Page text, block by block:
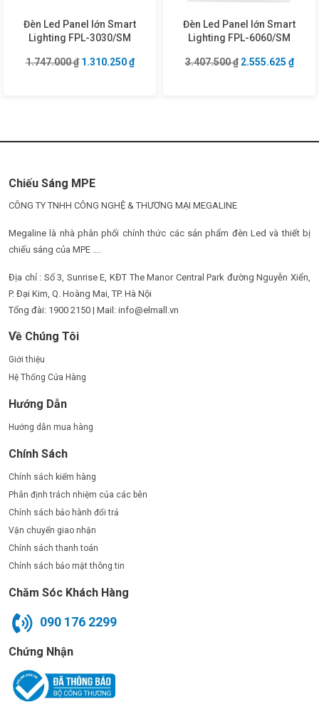
Đèn Led Panel lớn Smart
Lighting FPL-3030/SM
1.747.000₫ Giá gốc là: 1.747.000 ₫.
1.310.250₫Giá hiện tại là: 1.310.250 ₫.
Đèn Led Panel lớn Smart
Lighting FPL-6060/SM
3.407.500₫ Giá gốc là:
2.555.625 ₫Giá
Chiếu Sáng MPE
CÔNG TY TNHH CÔNG NGHỆ & THƯƠNG MẠI MEGALINE
Megaline là nhà phân phối chính thức các sản phẩm đèn Led và thiết bị
chiếu sáng của MPE ....
Địa chỉ : Số 3, Sunrise E, KĐT The Manor Central Park đường Nguyễn Xiển,
P. Đại Kim, Q. Hoàng Mai, TP. Hà Nội
Tổng đài: 1900 2150 | Mail: info@elmall.vn
Về Chúng Tôi
Giới thiệu
Hệ Thống Cửa Hàng
Hướng Dẫn
Hướng dẫn mua hàng
Chính Sách
Chính sách kiểm hàng
Phân định trách nhiệm của các bên
Chính sách bảo hành đổi trả
Vận chuyển giao nhận
Chính sách thanh toán
Chính sách bảo mật thông tin
Chăm Sóc Khách Hàng
090 176 2299
Chứng Nhận